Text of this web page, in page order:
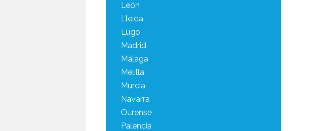
León
Lleida
Lugo
Madrid
Málaga
Melilla
Murcia
Navarra
Ourense
Palencia